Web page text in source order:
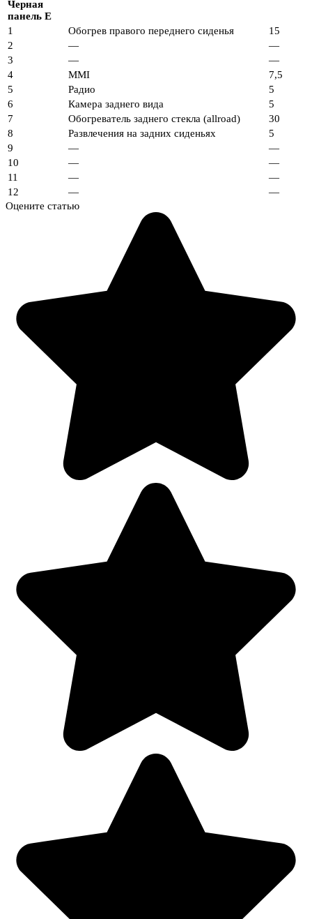
Черная
панель E
1
Обогрев правого переднего сиденья
15
2
—
—
3
—
—
4
MMI
7,5
5
Радио
5
6
Камера заднего вида
5
7
Обогреватель заднего стекла (allroad)
30
8
Развлечения на задних сиденьях
5
9
—
—
10
—
—
11
—
—
12
—
—
Оцените статью